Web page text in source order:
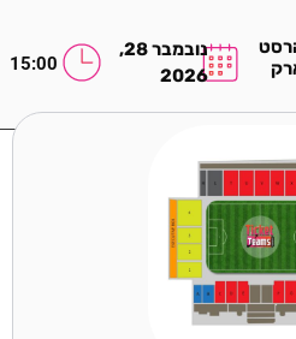
נובמבר 28,
2026
15:00